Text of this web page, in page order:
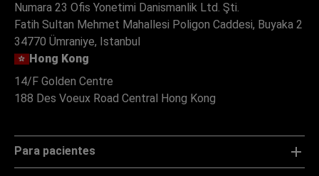
Numara 23 Ofis Yonetimi Danismanlik Ltd. Şti.
Fatih Sultan Mehmet Mahallesi Poligon Caddesi, Buyaka 2
34770 Ümraniye, Istanbul
Hong Kong
14/F Golden Centre
188 Des Voeux Road Central Hong Kong
Para pacientes